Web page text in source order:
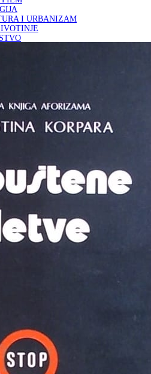
I URBANIZAM
UMJETNOST
I PUBLICISTIKA
ZNANOSTI
POPULARNA PSIHOLOGIJA,
GRAMATIKE, PRAVOPISI…